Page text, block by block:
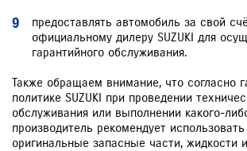
предоставлять автомобиль за свой
официальному дилеру SUZUKI для
гарантийного обслуживания.
Также обращаем внимание, что согласно
политике SUZUKI при проведении
обслуживания или выполнении какого-
производитель рекомендует
оригинальные запасные части, жидкости